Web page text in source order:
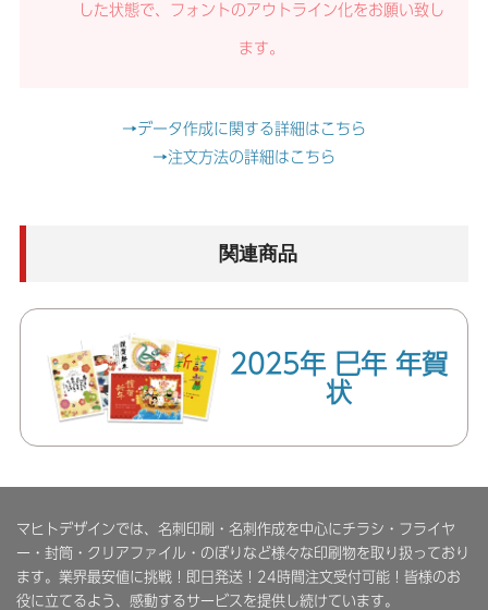
した状態で、フォントのアウトライン化をお願い致し
ます。
→データ作成に関する詳細はこちら
→注文方法の詳細はこちら
関連商品
2025年 巳年 年賀
状
マヒトデザインでは、名刺印刷・名刺作成を中心にチラシ・フライヤ
ー・封筒・クリアファイル・のぼりなど様々な印刷物を取り扱っており
ます。業界最安値に挑戦！即日発送！24時間注文受付可能！皆様のお
役に立てるよう、感動するサービスを提供し続けています。